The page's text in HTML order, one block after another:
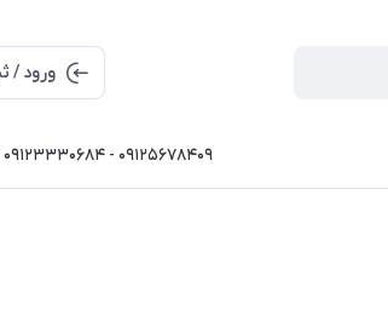
ورود /
09123330684 - 09125678409